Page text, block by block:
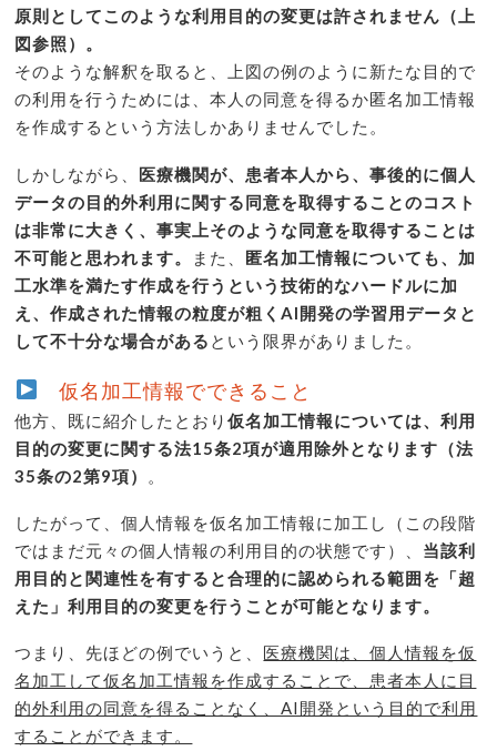
原則としてこのような利用目的の変更は許されません（上
図参照）。
そのような解釈を取ると、上図の例のように新たな目的で
の利用を行うためには、本人の同意を得るか匿名加工情報
を作成するという方法しかありませんでした。
しかしながら、 医療機関が、患者本人から、事後的に個人
データの目的外利用に関する同意を取得することのコスト
は非常に大きく、事実上そのような同意を取得することは
不可能と思われます。
また、 匿名加工情報についても、加
工水準を満たす作成を行うという技術的なハードルに加
え、作成された情報の粒度が粗くAI開発の学習用データと
して不十分な場合がある という限界がありました。
仮名加工情報でできること
他方、既に紹介したとおり仮名加工情報については、利用
目的の変更に関する法15条2項が適用除外となります（法
35条の2第9項） 。
したがって、個人情報を仮名加工情報に加工し（この段階
ではまだ元々の個人情報の利用目的の状態です）、 当該利
用目的と関連性を有すると合理的に認められる範囲を「超
えた」利用目的の変更を行うことが可能となります。
つまり、先ほどの例でいうと、 医療機関は、個人情報を仮
名加工して仮名加工情報を作成することで、患者本人に目
的外利用の同意を得ることなく、AI開発という目的で利用
することができます。